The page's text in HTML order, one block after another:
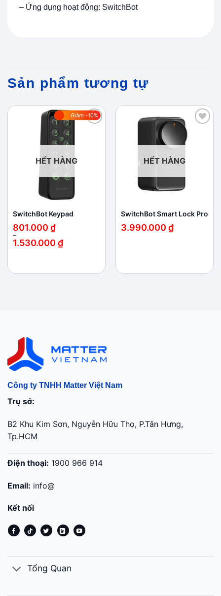
– Ứng dụng hoạt động: SwitchBot
Sản phẩm tương tự
Giảm -10%
HẾT HÀNG
SwitchBot Keypad
801.000 ₫
–
1.530.000 ₫
đến
HẾT HÀNG
SwitchBot Smart Lock Pro
3.990.000 ₫
Công ty TNHH Matter Việt Nam
Trụ sở:
B2 Khu Kim Sơn, Nguyễn Hữu Thọ, P.Tân Hưng,
Tp.HCM
Điện thoại: 1900 966 914
Email: info@
Kết nối
Tổng Quan